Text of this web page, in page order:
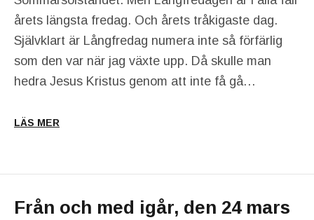
årets längsta fredag. Och årets tråkigaste dag.
Självklart är Långfredag numera inte så förfärlig
som den var när jag växte upp. Då skulle man
hedra Jesus Kristus genom att inte få gå…
LÄS MER
Från och med igår, den 24 mars